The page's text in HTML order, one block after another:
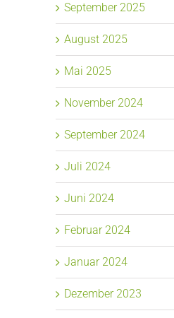
September 2025
August 2025
Mai 2025
November 2024
September 2024
Juli 2024
Juni 2024
Februar 2024
Januar 2024
Dezember 2023